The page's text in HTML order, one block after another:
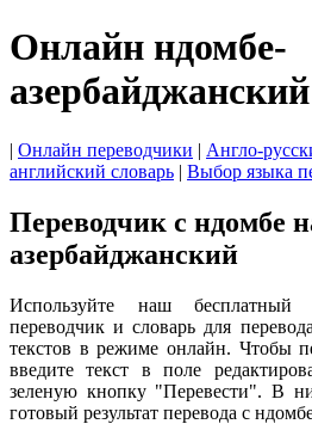
Онлайн ндомбе-
| Онлайн переводчики | Англо-
английский словарь | Выбор языка
Переводчик с ндомбе
азербайджанский
Используйте наш бесплатный
переводчик и словарь для
текстов в режиме онлайн. Чтобы
введите текст в поле
зеленую кнопку "Перевести". В
готовый результат перевода с